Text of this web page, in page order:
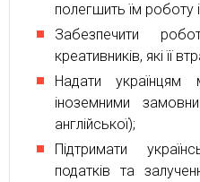
полегшить їм роботу
Забезпечити
креативників, які її
Надати українцям
іноземними
англійської);
Підтримати
податків та